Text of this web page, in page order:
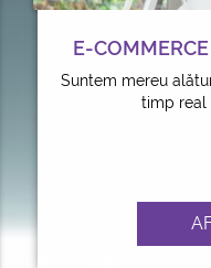
E-
Suntem mereu
timp real